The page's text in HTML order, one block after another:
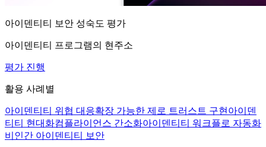
아이덴티티 보안 성숙도 평가
아이덴티티 프로그램의 현주소
평가 진행
활용 사례별
아이덴티티 위협 대응확장 가능한 제로 트러스트 구현 아이덴
티티 현대화컴플라이언스 간소화아이덴티티 워크플로 자동화
비인간 아이덴티티 보안